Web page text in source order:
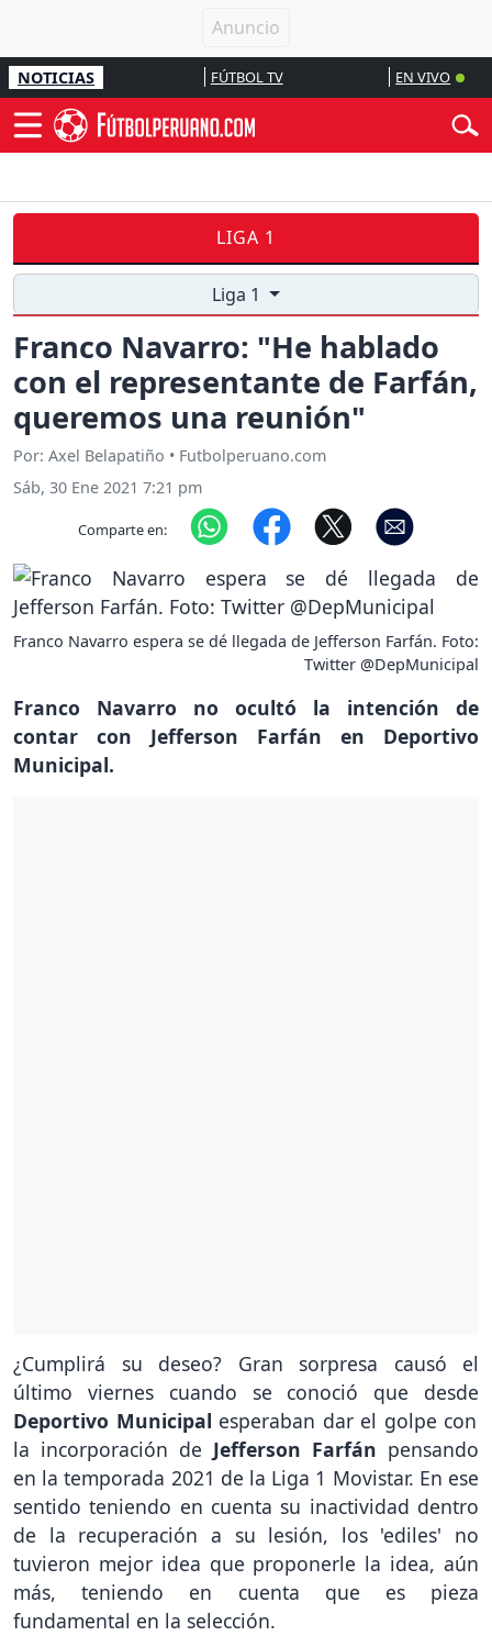
NOTICIAS FÚTBOL TV EN VIVO
LIGA 1
Liga 1
Franco Navarro: "He hablado
con el representante de Farfán,
queremos una reunión"
Por: Axel Belapatiño • Futbolperuano.com
Sáb, 30 Ene 2021 7:21 pm
Comparte en:
Franco Navarro espera se dé llegada de Jefferson Farfán. Foto:
Twitter @DepMunicipal
Franco Navarro no ocultó la intención de
contar con Jefferson Farfán en Deportivo
Municipal.
¿Cumplirá su deseo? Gran sorpresa causó el
último viernes cuando se conoció que desde
Deportivo Municipal esperaban dar el golpe con
la incorporación de Jefferson Farfán pensando
en la temporada 2021 de la Liga 1 Movistar. En ese
sentido teniendo en cuenta su inactividad dentro
de la recuperación a su lesión, los 'ediles' no
tuvieron mejor idea que proponerle la idea, aún
más, teniendo en cuenta que es pieza
fundamental en la selección.